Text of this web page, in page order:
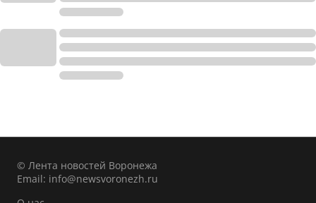
© Лента новостей Воронежа
Email: info@newsvoronezh.ru